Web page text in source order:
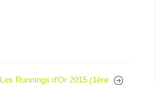
Les Runnings d'Or 2015 (1ère